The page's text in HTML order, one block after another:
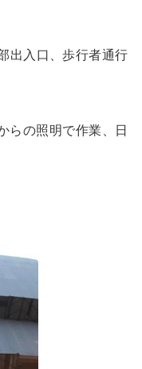
出入口、歩行者通行
らの照明で作業、日